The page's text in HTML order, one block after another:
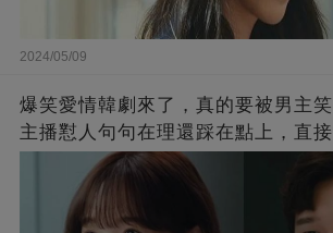
2024/05/09
爆笑愛情韓劇來了，真的要被男主
主播懟人句句在理還踩在點上，直
界的嘴替！